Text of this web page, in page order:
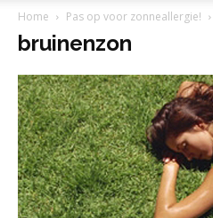
Home Pas op voor zonneallergie!
bruinenzon